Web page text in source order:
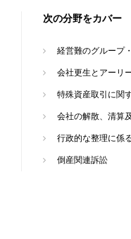
次の分野をカバー
経営難のグループ
会社更生とアーリ
特殊資産取引に関
会社の解散、清算
行政的な整理に係
倒産関連訴訟